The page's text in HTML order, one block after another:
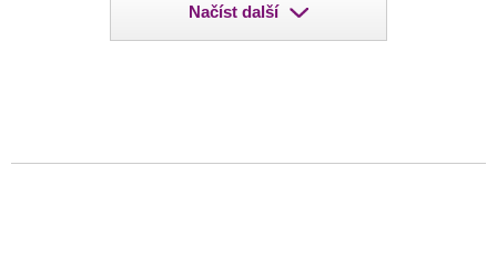
Načíst další